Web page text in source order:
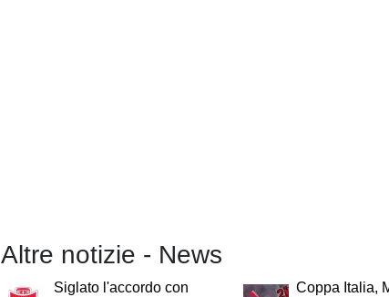
Altre notizie - News
Siglato l'accordo con
Coppa Italia,